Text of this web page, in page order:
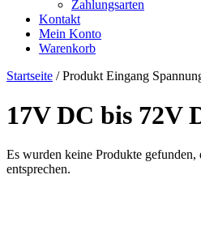
Zahlungsarten
Kontakt
Mein Konto
Warenkorb
Startseite / Produkt Eingang
17V DC bis 72V
Es wurden keine Produkte gefunden,
entsprechen.